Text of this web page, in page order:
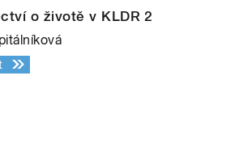
o životě v KLDR 2